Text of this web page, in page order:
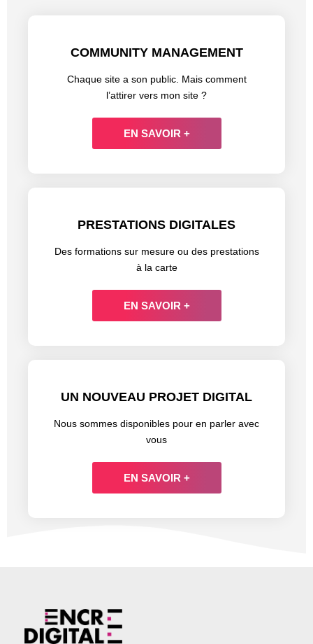
COMMUNITY MANAGEMENT
Chaque site a son public. Mais comment
l’attirer vers mon site ?
EN SAVOIR +
PRESTATIONS DIGITALES
Des formations sur mesure ou des prestations
à la carte
EN SAVOIR +
UN NOUVEAU PROJET DIGITAL
Nous sommes disponibles pour en parler avec
vous
EN SAVOIR +